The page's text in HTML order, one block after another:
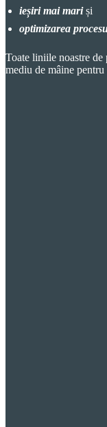
ieșiri mai mariși
optimizarea
Toate liniile noastre de
mediu de mâine